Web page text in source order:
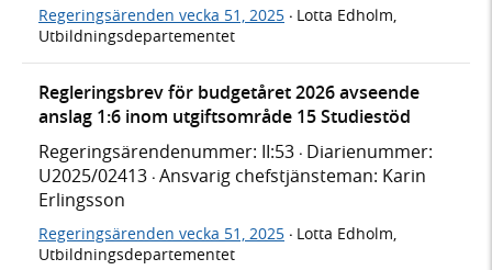
Regeringsärenden vecka 51, 2025 · Lotta Edholm,
Utbildningsdepartementet
Regleringsbrev för budgetåret 2026 avseende
anslag 1:6 inom utgiftsområde 15 Studiestöd
Regeringsärendenummer: II:53 · Diarienummer:
U2025/02413 · Ansvarig chefstjänsteman: Karin
Erlingsson
Regeringsärenden vecka 51, 2025 · Lotta Edholm,
Utbildningsdepartementet